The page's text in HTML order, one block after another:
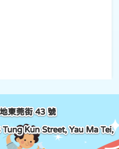
東莞街 43 號
Kun Street, Yau Ma Tei,